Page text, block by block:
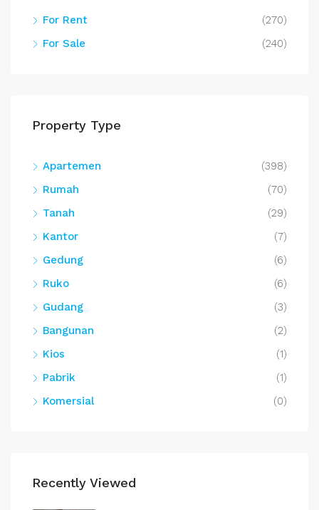
For Rent
(270)
For Sale
(240)
Property Type
Apartemen
(398)
Rumah
(70)
Tanah
(29)
Kantor
(7)
Gedung
(6)
Ruko
(6)
Gudang
(3)
Bangunan
(2)
Kios
(1)
Pabrik
(1)
Komersial
(0)
Recently Viewed